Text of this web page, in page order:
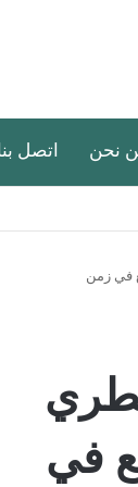
نحن اتصل
في زمن
في